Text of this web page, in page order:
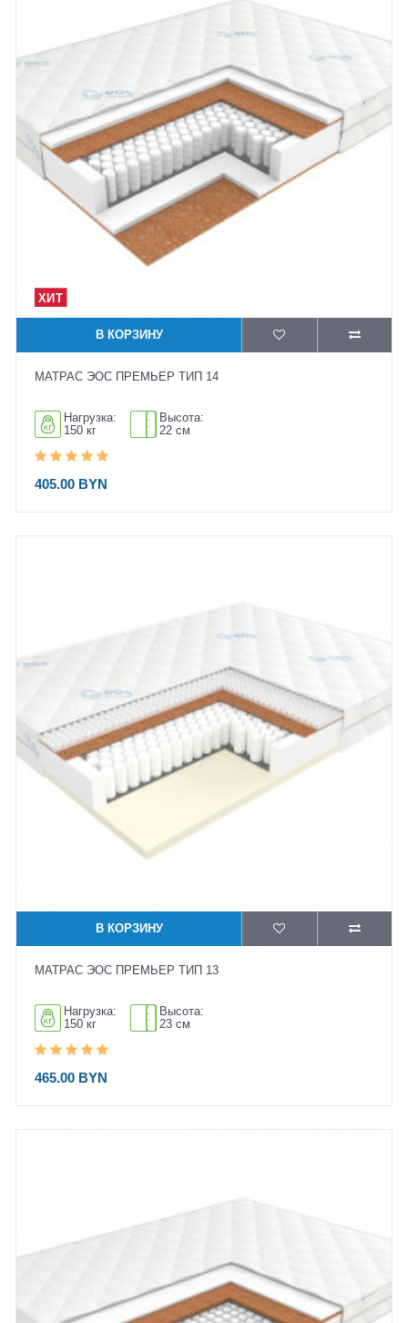
В КОРЗИНУ
МАТРАС ЭОС ПРЕМЬЕР ТИП 14
Нагрузка:
150 кг
Высота:
22 см
405.00 BYN
В КОРЗИНУ
МАТРАС ЭОС ПРЕМЬЕР ТИП 13
Нагрузка:
150 кг
Высота:
23 см
465.00 BYN